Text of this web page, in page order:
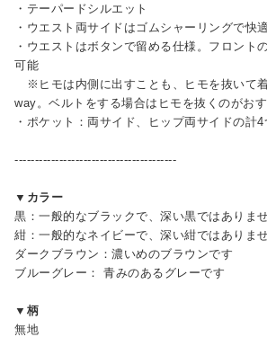
・テーパードシルエット
・ウエスト両サイドはゴムシャーリングで快適
・ウエストはボタンで留める仕様。フロント
可能
※ヒモは内側に出すことも、ヒモを抜いて
way。ベルトをする場合はヒモを抜くのがおす
・ポケット：両サイド、ヒップ両サイドの計4
----------------------------------------
▼カラー
黒：一般的なブラックで、深い黒ではありま
紺：一般的なネイビーで、深い紺ではありま
ダークブラウン：濃いめのブラウンです
ブルーグレー： 青みのあるグレーです
▼柄
無地